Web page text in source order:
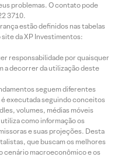
problemas. O contato pode
3710.
estão definidos nas tabelas
da XP Investimentos:
responsabilidade por quaisquer
a decorrer da utilização deste
seguem diferentes
é executada seguindo conceitos
volumes, médias móveis
como informação os
e suas projeções. Desta
que buscam os melhores
cenário macroeconômico e os